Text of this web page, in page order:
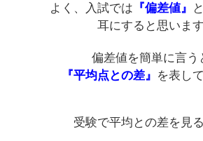
よく、入試では 『偏差値』
耳にすると思います
偏差値を簡単に言う
『平均点との差』 を表し
受験で平均との差を見る